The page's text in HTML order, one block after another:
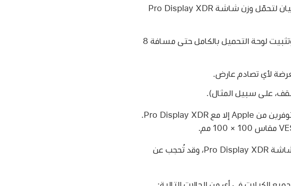
تأكد من أن حل تحميل VESA وطريقة تركيبه (نوع البرغي أو السناد) كافيان لتحمّل وزن شاشة Pro Display XDR
تأكد من أن سُمك لوحة التحميل وطول البرغي سيسمحان للبرغي بربط وتثبيت لوحة التحميل بالكامل حتى مسافة 8
توجد معلومات توافق الوكالة والرقم التسلسلي في الجزء الخلفي من شاشة Pro Display XDR، وقد تُحجب عن